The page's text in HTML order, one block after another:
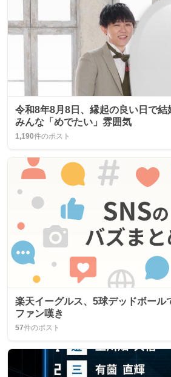
令和8年8月8日、縁起の良い日で結
みんな「めでたい」雰囲気
1,190件のポスト
楽天イーグルス、5球デッドボール
ファン嘆き
57件のポスト